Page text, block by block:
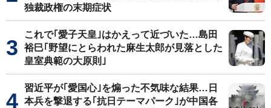
独裁政権の末期症状
これで｢愛子天皇｣はかえって近づいた…島田
裕巳｢野望にとらわれた麻生太郎が見落とした
皇室典範の大原則｣
習近平が｢愛国心｣を煽った不気味な結果…日
本兵を撃退する｢抗日テーマパーク｣が中国各